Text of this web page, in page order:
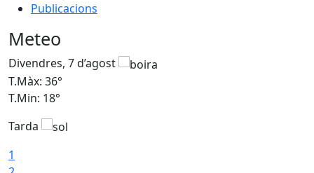
Publicacions
Meteo
Divendres, 7 d’agost
T.Màx: 36°
T.Min: 18°
Tarda
1